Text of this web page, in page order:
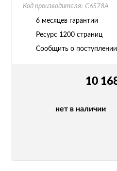
10
нет в наличии
Код производителя: C6578A
6 месяцев гарантии
Ресурс 1200 страниц
Сообщить о поступлении